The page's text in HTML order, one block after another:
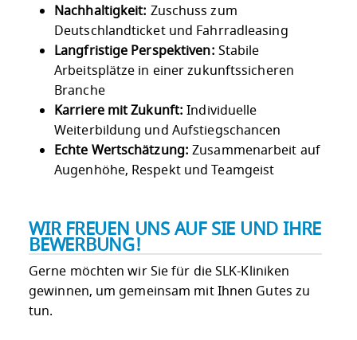
Nachhaltigkeit: Zuschuss zum
Deutschlandticket und Fahrradleasing
Langfristige Perspektiven: Stabile
Arbeitsplätze in einer zukunftssicheren
Branche
Karriere mit Zukunft: Individuelle
Weiterbildung und Aufstiegschancen
Echte Wertschätzung: Zusammenarbeit auf
Augenhöhe, Respekt und Teamgeist
WIR FREUEN UNS AUF SIE UND IHRE
BEWERBUNG!
Gerne möchten wir Sie für die SLK-Kliniken
gewinnen, um gemeinsam mit Ihnen Gutes zu
tun.